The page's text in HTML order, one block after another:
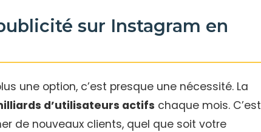
sur Instagram en
une option, c’est presque une nécessité. La
d’utilisateurs actifs chaque mois. C’est
de nouveaux clients, quel que soit votre